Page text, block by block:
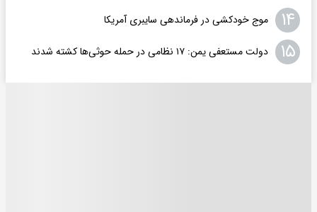
۱۴ موج خودکشی در فرماندهی سایبری آمریکا
۱۵ دولت مستعفی یمن: ۱۷ نظامی در حمله حوثی‌ها کشته شدند